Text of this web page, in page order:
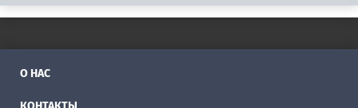
О НАС